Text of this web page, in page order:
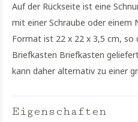
Auf der Rückseite ist eine
mit einer Schraube oder einem
Format ist 22 x 22 x 3,5 cm, so
Briefkasten Briefkasten
kann daher alternativ zu einer
Eigenschaften